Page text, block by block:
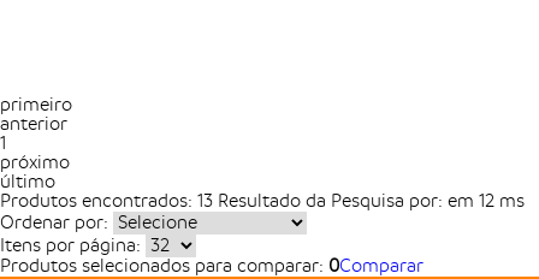
primeiro
anterior
1
próximo
último
Produtos encontrados: 13 Resultado da Pesquisa por: em 12 ms
Ordenar por:
Itens por página:
Produtos selecionados para comparar: 0Comparar